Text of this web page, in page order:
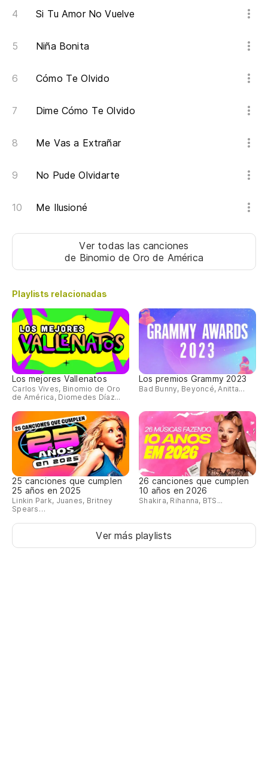
Si Tu Amor No Vuelve
Niña Bonita
Cómo Te Olvido
Dime Cómo Te Olvido
Me Vas a Extrañar
No Pude Olvidarte
Me Ilusioné
Ver todas las canciones
de Binomio de Oro de América
Playlists relacionadas
Los mejores Vallenatos
Carlos Vives, Binomio de Oro
de América, Diomedes Díaz...
Los premios Grammy 2023
Bad Bunny, Beyoncé, Anitta...
25 canciones que cumplen
25 años en 2025
Linkin Park, Juanes, Britney
Spears…
26 canciones que cumplen
10 años en 2026
Shakira, Rihanna, BTS...
Ver más playlists